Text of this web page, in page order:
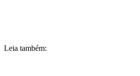
Leia também: